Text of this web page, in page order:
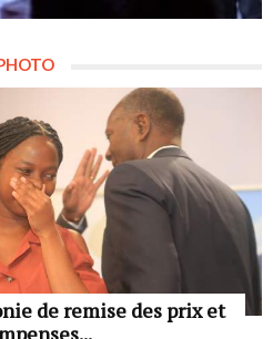
de remise des prix et